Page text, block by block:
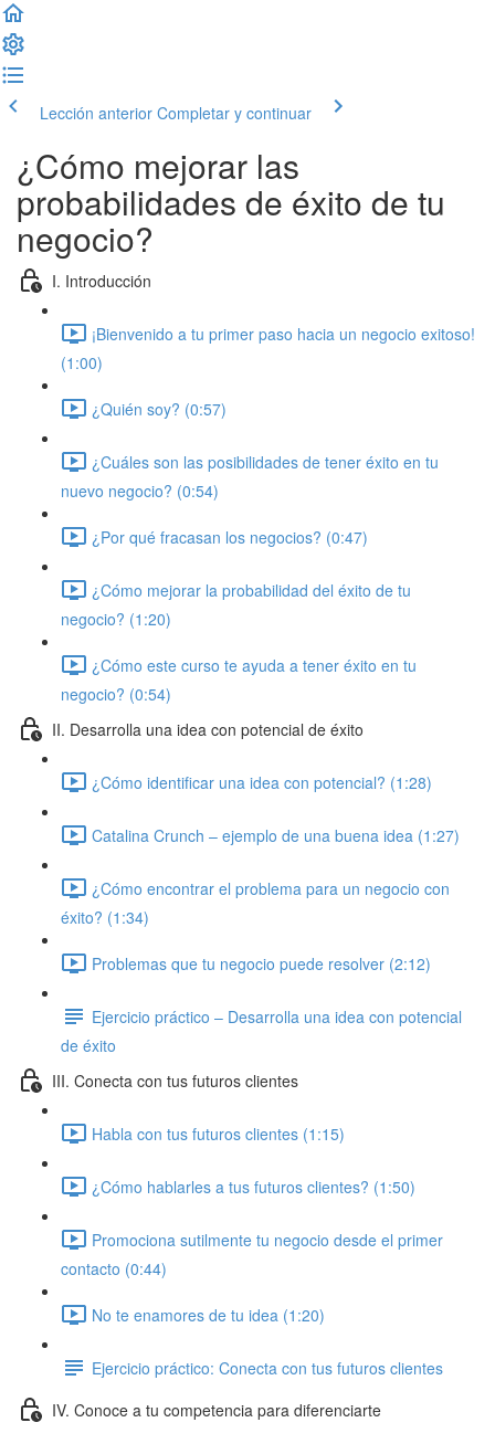
Lección anterior Completar y continuar
¿Cómo mejorar las
probabilidades de éxito de tu
negocio?
I. Introducción
¡Bienvenido a tu primer paso hacia un negocio exitoso!
(1:00)
¿Quién soy? (0:57)
¿Cuáles son las posibilidades de tener éxito en tu
nuevo negocio? (0:54)
¿Por qué fracasan los negocios? (0:47)
¿Cómo mejorar la probabilidad del éxito de tu
negocio? (1:20)
¿Cómo este curso te ayuda a tener éxito en tu
negocio? (0:54)
II. Desarrolla una idea con potencial de éxito
¿Cómo identificar una idea con potencial? (1:28)
Catalina Crunch – ejemplo de una buena idea (1:27)
¿Cómo encontrar el problema para un negocio con
éxito? (1:34)
Problemas que tu negocio puede resolver (2:12)
Ejercicio práctico – Desarrolla una idea con potencial
de éxito
III. Conecta con tus futuros clientes
Habla con tus futuros clientes (1:15)
¿Cómo hablarles a tus futuros clientes? (1:50)
Promociona sutilmente tu negocio desde el primer
contacto (0:44)
No te enamores de tu idea (1:20)
Ejercicio práctico: Conecta con tus futuros clientes
IV. Conoce a tu competencia para diferenciarte